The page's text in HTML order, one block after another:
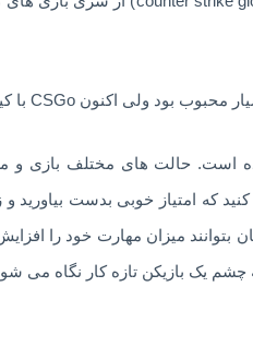
است. حالت های مختلف بازی و
میزان مهارت خود را
چشم یک بازیکن تازه کار نگاه می